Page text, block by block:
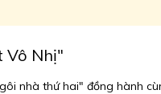
Vô Nhị"
nhà thứ hai" đồng hành